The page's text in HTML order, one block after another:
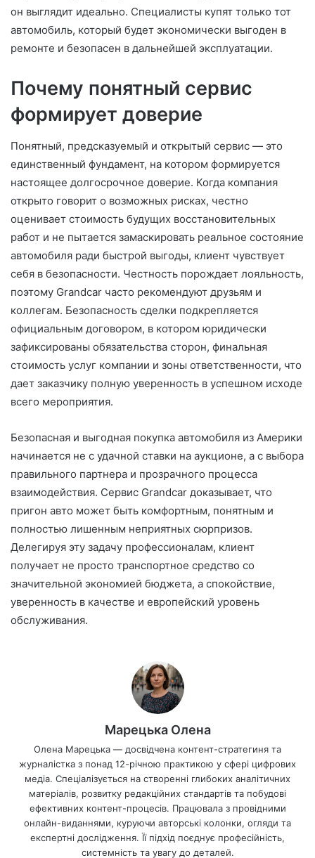
он выглядит идеально. Специалисты купят только тот
автомобиль, который будет экономически выгоден в
ремонте и безопасен в дальнейшей эксплуатации.
Почему понятный сервис
формирует доверие
Понятный, предсказуемый и открытый сервис — это
единственный фундамент, на котором формируется
настоящее долгосрочное доверие. Когда компания
открыто говорит о возможных рисках, честно
оценивает стоимость будущих восстановительных
работ и не пытается замаскировать реальное состояние
автомобиля ради быстрой выгоды, клиент чувствует
себя в безопасности. Честность порождает лояльность,
поэтому Grandcar часто рекомендуют друзьям и
коллегам. Безопасность сделки подкрепляется
официальным договором, в котором юридически
зафиксированы обязательства сторон, финальная
стоимость услуг компании и зоны ответственности, что
дает заказчику полную уверенность в успешном исходе
всего мероприятия.
Безопасная и выгодная покупка автомобиля из Америки
начинается не с удачной ставки на аукционе, а с выбора
правильного партнера и прозрачного процесса
взаимодействия. Сервис Grandcar доказывает, что
пригон авто может быть комфортным, понятным и
полностью лишенным неприятных сюрпризов.
Делегируя эту задачу профессионалам, клиент
получает не просто транспортное средство со
значительной экономией бюджета, а спокойствие,
уверенность в качестве и европейский уровень
обслуживания.
Марецька Олена
Олена Марецька — досвідчена контент-стратегиня та
журналістка з понад 12-річною практикою у сфері цифрових
медіа. Спеціалізується на створенні глибоких аналітичних
матеріалів, розвитку редакційних стандартів та побудові
ефективних контент-процесів. Працювала з провідними
онлайн-виданнями, куруючи авторські колонки, огляди та
експертні дослідження. Її підхід поєднує професійність,
системність та увагу до деталей.